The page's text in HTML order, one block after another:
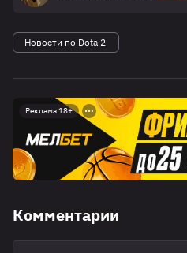
Новости по Dota 2
Реклама 18+
Комментарии